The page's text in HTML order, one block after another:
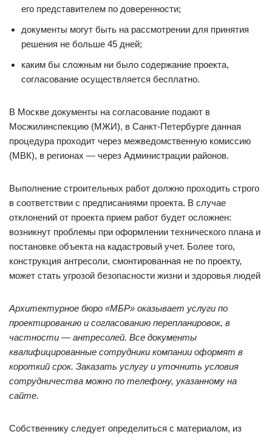
его представителем по доверенности;
документы могут быть на рассмотрении для принятия
решения не больше 45 дней;
каким бы сложным ни было содержание проекта,
согласование осуществляется бесплатно.
В Москве документы на согласование подают в
Мосжилинспекцию (МЖИ), в Санкт-Петербурге данная
процедура проходит через межведомственную комиссию
(МВК), в регионах — через Администрации районов.
Выполнение строительных работ должно проходить строго
в соответствии с предписаниями проекта. В случае
отклонений от проекта прием работ будет осложнен:
возникнут проблемы при оформлении технического плана и
постановке объекта на кадастровый учет. Более того,
конструкция антресоли, смонтированная не по проекту,
может стать угрозой безопасности жизни и здоровья людей
Архитектурное бюро «МБР» оказывает услуги по
проектированию и согласованию перепланировок, в
частности — антресолей. Все документы
квалифицированные сотрудники компании оформят в
короткий срок. Заказать услугу и уточнить условия
сотрудничества можно по телефону, указанному на
сайте.
Собственнику следует определиться с материалом, из